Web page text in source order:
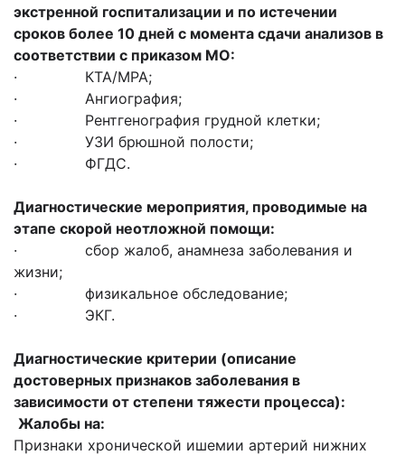
экстренной госпитализации и по истечении
сроков более 10 дней с момента сдачи анализов в
соответствии с приказом МО:
· КТА/МРА;
· Ангиография;
· Рентгенография грудной клетки;
· УЗИ брюшной полости;
· ФГДС.
Диагностические мероприятия, проводимые на
этапе скорой неотложной помощи:
· сбор жалоб, анамнеза заболевания и
жизни;
· физикальное обследование;
· ЭКГ.
Диагностические критерии (описание
достоверных признаков заболевания в
зависимости от степени тяжести процесса):
Жалобы на:
Признаки хронической ишемии артерий нижних